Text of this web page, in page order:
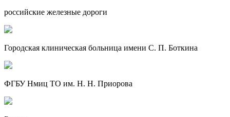
российские железные дороги
Городская клиническая больница имени С. П. Боткина
ФГБУ Нмиц ТО им. Н. Н. Приорова